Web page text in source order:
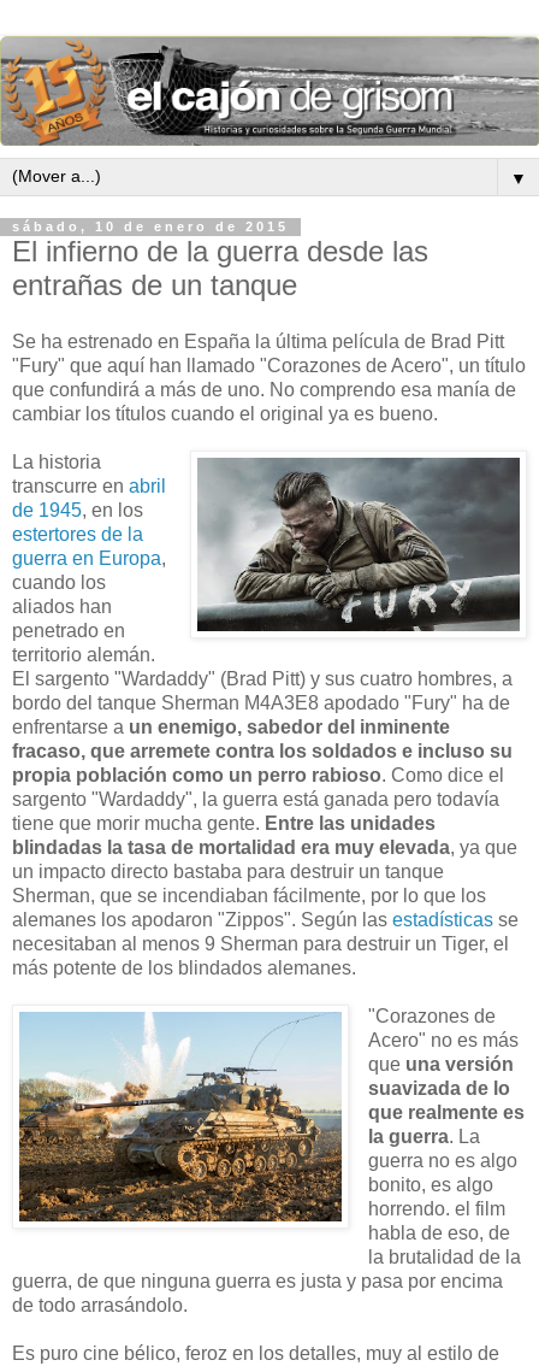
▼
sábado, 10 de enero de 2015
El infierno de la guerra desde las
entrañas de un tanque
Se ha estrenado en España la última película de Brad Pitt
"Fury" que aquí han llamado "Corazones de Acero", un título
que confundirá a más de uno. No comprendo esa manía de
cambiar los títulos cuando el original ya es bueno.
La historia
transcurre en abril
de 1945, en los
estertores de la
guerra en Europa,
cuando los
aliados han
penetrado en
territorio alemán.
El sargento "Wardaddy" (Brad Pitt) y sus cuatro hombres, a
bordo del tanque Sherman M4A3E8 apodado "Fury" ha de
enfrentarse a un enemigo, sabedor del inminente
fracaso, que arremete contra los soldados e incluso su
propia población como un perro rabioso. Como dice el
sargento "Wardaddy", la guerra está ganada pero todavía
tiene que morir mucha gente. Entre las unidades
blindadas la tasa de mortalidad era muy elevada, ya que
un impacto directo bastaba para destruir un tanque
Sherman, que se incendiaban fácilmente, por lo que los
alemanes los apodaron "Zippos". Según las estadísticas se
necesitaban al menos 9 Sherman para destruir un Tiger, el
más potente de los blindados alemanes.
"Corazones de
Acero" no es más
que una versión
suavizada de lo
que realmente es
la guerra. La
guerra no es algo
bonito, es algo
horrendo. el film
habla de eso, de
la brutalidad de la
guerra, de que ninguna guerra es justa y pasa por encima
de todo arrasándolo.
Es puro cine bélico, feroz en los detalles, muy al estilo de